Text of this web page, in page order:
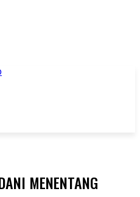
MENENTANG